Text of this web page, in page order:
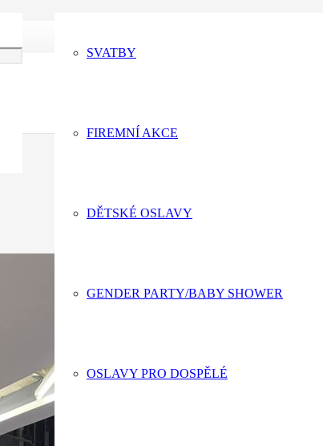
SVATBY
FIREMNÍ AKCE
DĚTSKÉ OSLAVY
GENDER PARTY/BABY SHOWER
OSLAVY PRO DOSPĚLÉ